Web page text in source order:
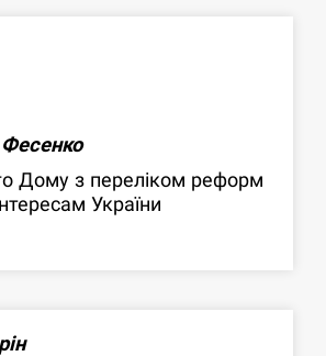
Дому з переліком реформ
України